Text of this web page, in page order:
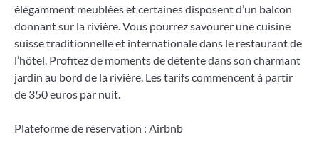
élégamment meublées et certaines disposent d’un balcon
donnant sur la rivière. Vous pourrez savourer une cuisine
suisse traditionnelle et internationale dans le restaurant de
l’hôtel. Profitez de moments de détente dans son charmant
jardin au bord de la rivière. Les tarifs commencent à partir
de 350 euros par nuit.
Plateforme de réservation : Airbnb